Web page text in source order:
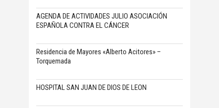
AGENDA DE ACTIVIDADES JULIO ASOCIACIÓN
ESPAÑOLA CONTRA EL CÁNCER
Residencia de Mayores «Alberto Acitores» –
Torquemada
HOSPITAL SAN JUAN DE DIOS DE LEON